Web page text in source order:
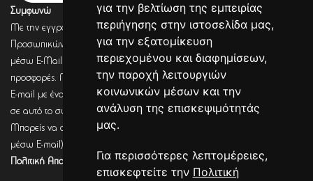
για την βελτίωση της εμπειρίας
περιήγησης στην ιστοσελίδα μας,
για την εξατομίκευση
περιεχομένου και διαφημίσεων,
την παροχή λειτουργιών
κοινωνικών μέσων και την
ανάλυση της επισκεψιμότητάς
μας.
Για περισσότερες λεπτομέρειες,
επισκεφτείτε την Πολιτική
Συμφωνώ
Με την εγγραφή σου, συμφωνείς με την Πολιτική Προστασίας
Προσωπικών Δεδομένων και συμφωνείς πως η DECORSEASONS μπορεί
μέσω E-Mail να στέλνει πληροφορίες για σχετικά προϊόντα, τις τρέχουσες
προσφορές. Μετά από έλεγχο από την DECORSEASONS θα λάβεις ένα
E-mail με ένα link επιβεβαίωσης (Double opt-in). Μόνο μετά από κλικ
σε αυτό το σύνδεσμο, η εγγραφή θα έχει ολοκληρωθεί.
Μπορείς να αποσύρεις τη συναίνεση (για να λαμβάνεις πληροφορίες
μέσω E-mail) οποιαδήποτε στιγμή σύμφωνα με όσα καθορίζονται στην
Πολιτική Απορρήτου.